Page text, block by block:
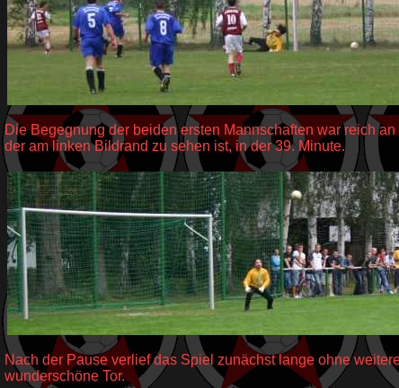
Die Begegnung der beiden ersten Mannschaften war reich
der am linken Bildrand zu sehen ist, in der 39. Minute.
Nach der Pause verlief das Spiel zunächst lange ohne
wunderschöne Tor.